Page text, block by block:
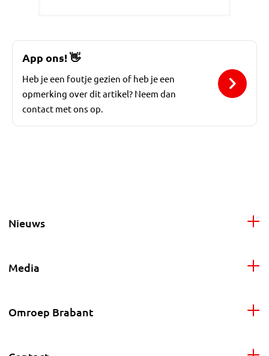
App ons!👋
Heb je een foutje gezien of heb je een
opmerking over dit artikel? Neem dan
contact met ons op.
Nieuws
Media
Omroep Brabant